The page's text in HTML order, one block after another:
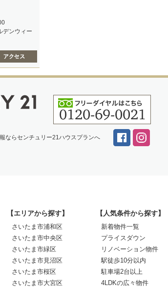
デンウィー
ならセンチュリー21ハウスプランへ
【エリアから探す】
さいたま市浦和区
さいたま市中央区
さいたま市緑区
さいたま市見沼区
さいたま市桜区
さいたま市大宮区
【人気条件から探す】
新着物件一覧
プライスダウン
リノベーション物件
駅徒歩10分以内
駐車場2台以上
4LDKの広々物件